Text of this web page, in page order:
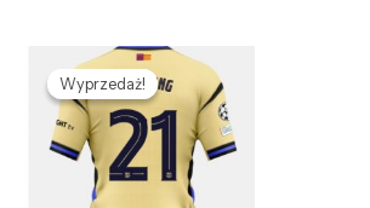
Wyprzedaż!
Wyprzedaż!
Pierwotna
cena
wynosiła:
436,59 zł.
Aktualna
cena
wynosi:
132,65 zł.